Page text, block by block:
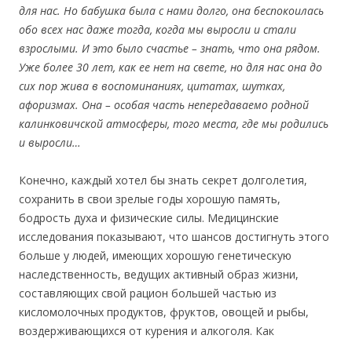
для нас. Но бабушка была с нами долго, она беспокоилась
обо всех нас даже тогда, когда мы выросли и стали
взрослыми. И это было счастье – знать, что она рядом.
Уже более 30 лет, как ее нет на свете, но для нас она до
сих пор жива в воспоминаниях, цитатах, шутках,
афоризмах. Она – особая часть непередаваемо родной
калинковичской атмосферы, того места, где мы родились
и выросли…
Конечно, каждый хотел бы знать секрет долголетия,
сохранить в свои зрелые годы хорошую память,
бодрость духа и физические силы. Медицинские
исследования показывают, что шансов достигнуть этого
больше у людей, имеющих хорошую генетическую
наследственность, ведущих активный образ жизни,
составляющих свой рацион большей частью из
кисломолочных продуктов, фруктов, овощей и рыбы,
воздерживающихся от курения и алкоголя. Как